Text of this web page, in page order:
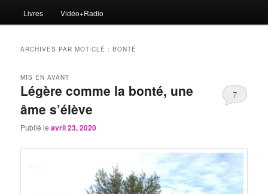
contenu
principal
contenu
secondaire
Livres Vidéo+Radio
ARCHIVES PAR MOT-CLÉ :BONTÉ
Légère comme la bonté, une
âme s’élève
MIS EN AVANT
Publié leavril 23, 2020
7